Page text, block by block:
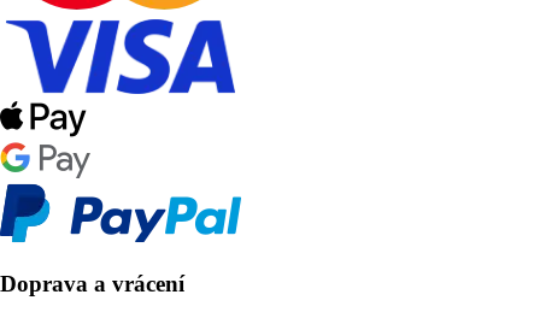
Doprava a vrácení